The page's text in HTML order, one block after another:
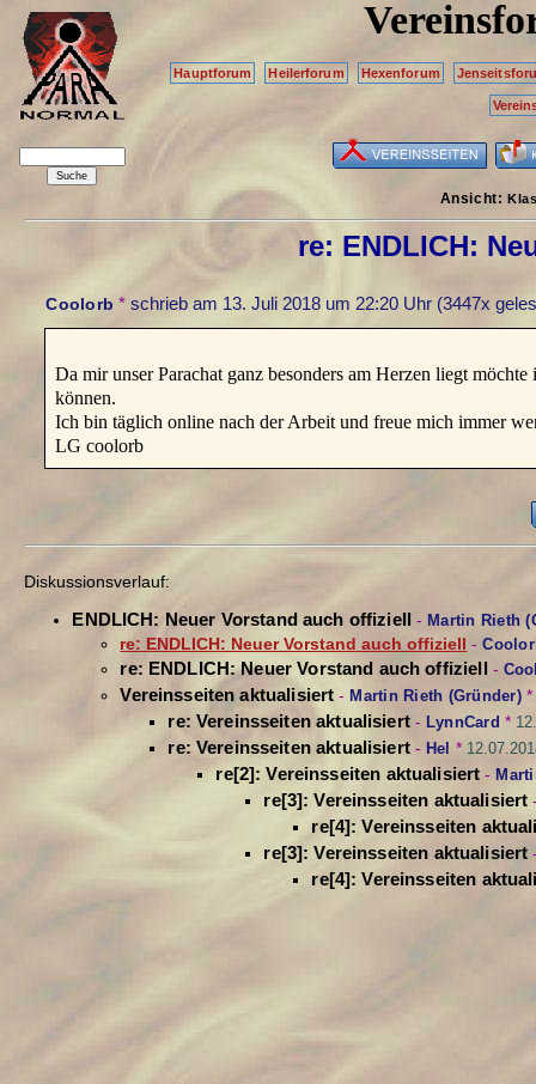
Hauptforum Heilerforum Hexenforum
Ansicht:
re: ENDLICH:
Coolorb *schrieb am 13. Juli 2018 um 22:20 Uhr (3447x
Da mir unser Parachat ganz besonders am Herzen liegt
können.
Ich bin täglich online nach der Arbeit und freue mich immer
LG coolorb
Diskussionsverlauf:
ENDLICH: Neuer Vorstand auch offiziell - Martin Rieth
re: ENDLICH: Neuer Vorstand auch offiziell
-
re: ENDLICH: Neuer Vorstand auch offiziell -
Vereinsseiten aktualisiert - Martin Rieth (Gründer)*
re: Vereinsseiten aktualisiert- LynnCard *
re: Vereinsseiten aktualisiert- Hel *
re[2]: Vereinsseiten aktualisiert -
re[3]: Vereinsseiten aktualisiert
re[4]: Vereinsseiten
re[3]: Vereinsseiten aktualisiert
re[4]: Vereinsseiten